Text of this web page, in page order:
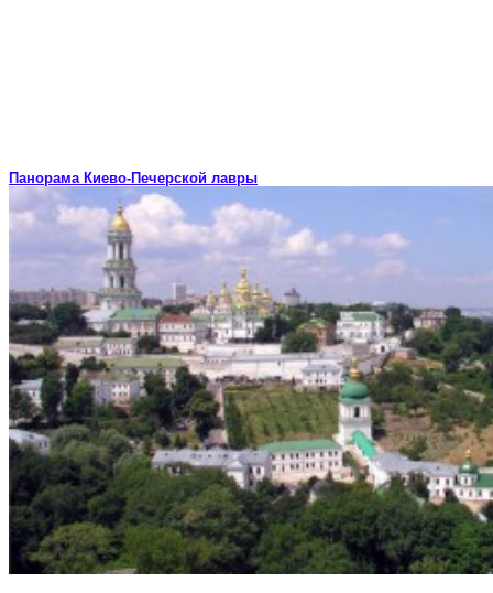
Панорама Киево-Печерской лавры